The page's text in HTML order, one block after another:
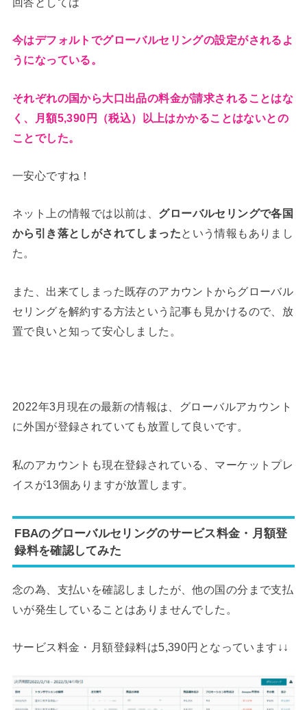
今はデフォルトでグローバルセリングの設定がされるよ
うになっている。
それぞれの国から大口出品の料金が請求されることはな
く、月額5,390円（税込）以上はかかることはないとの
ことでした。
一安心ですね！
ネット上の情報では以前は、 グローバルセリングで各国
から引き落としがされてしまったという情報もありまし
た。
また、出来てしまった既存のアカウントからグローバル
セリングを解約する方法という記事も見かけるので、放
置で良いと知って安心しました。
2022年3月現在の最新の情報は、グローバルアカウント
に外国が登録されていても放置して良いです。
私のアカウントも現在登録されている、マーケットプレ
イスが13個ありますが放置します。
FBAのグローバルセリングのサービス料金・月額登
録料を確認してみた
念の為、支払いを確認しましたが、他の国の分まで支払
いが発生していることはありませんでした。
サービス料金・月額登録料は5,390円となっています↓↓